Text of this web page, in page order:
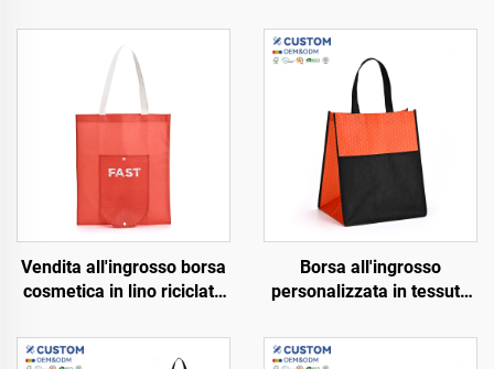
Vendita all'ingrosso borsa
cosmetica in lino riciclato
borsa per la spesa
impermeabile ecologica
Borsa all'ingrosso
personalizzata in tessuto
cosmetica ecologica
impermeabile con